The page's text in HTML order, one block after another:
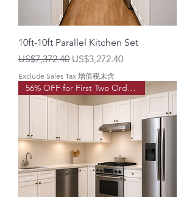
10ft-10ft Parallel Kitchen Set
一般價格
US$7,372.40 促銷價格
US$3,272.40
Exclude Sales Tax 增值税未含
56% OFF for First Two Order!